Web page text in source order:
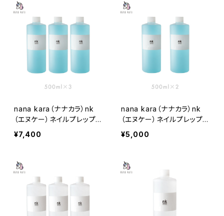
nana kara（ナナカラ）nk
（エヌケー）ネイルプレップ 5
00ml 3本セット
¥7,400
nana kara（ナナカラ）nk
（エヌケー）ネイルプレップ 5
00ml 2本セット
¥5,000